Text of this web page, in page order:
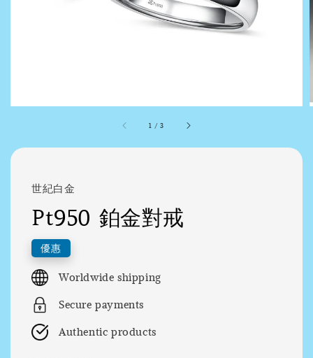
1 /3
世紀白金
Pt950 鉑金對戒
優惠
Worldwide shipping
Secure payments
Authentic products